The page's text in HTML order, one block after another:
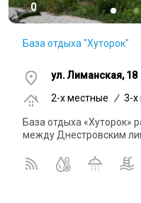
0
База отдыха "Хуторок"
ул. Лиманская, 18
2-x местные
/ 3-x
База отдыха «Хуторок»
между Днестровским